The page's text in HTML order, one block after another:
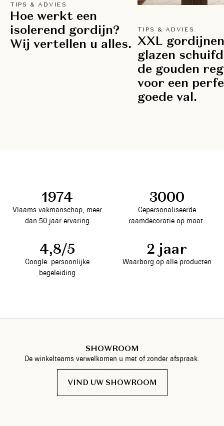
TIPS & ADVIES
Hoe werkt een
isolerend gordijn?
Wij vertellen u alles.
TIPS & ADVIES
XXL
glazen
de gouden
voor een
goede val.
1974
Vlaams vakmanschap, meer
dan 50 jaar ervaring
3000
Gepersonaliseerde
raamdecoratie op maat.
4,8/5
Google: persoonlijke
begeleiding
2 jaar
Waarborg op alle producten
SHOWROOM
De winkelteams verwelkomen u met of zonder afspraak.
VIND UW SHOWROOM